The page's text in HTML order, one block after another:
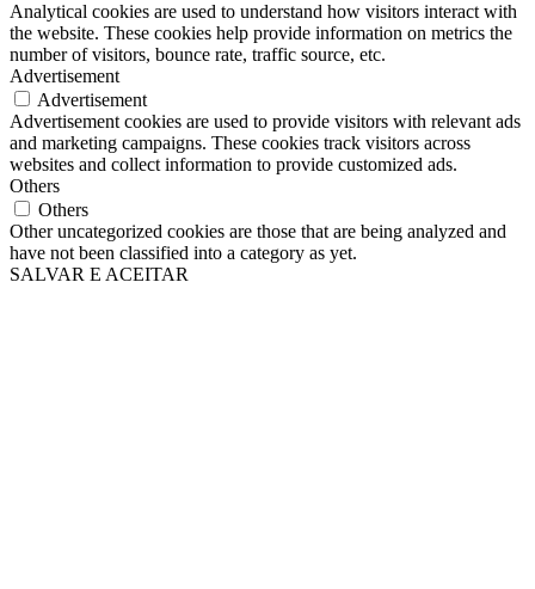
Analytical cookies are used to understand how visitors interact with
the website. These cookies help provide information on metrics the
number of visitors, bounce rate, traffic source, etc.
Advertisement
Advertisement
Advertisement cookies are used to provide visitors with relevant ads
and marketing campaigns. These cookies track visitors across
websites and collect information to provide customized ads.
Others
Others
Other uncategorized cookies are those that are being analyzed and
have not been classified into a category as yet.
SALVAR E ACEITAR